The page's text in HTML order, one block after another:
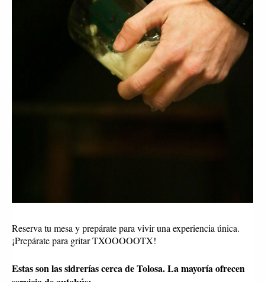
Reserva tu mesa y prepárate para vivir una experiencia única.
¡Prepárate para gritar TXOOOOOTX!
Estas son las sidrerías cerca de Tolosa. La mayoría ofrecen